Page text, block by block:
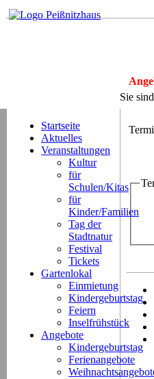
Sie
Startseite
Aktuelles
Veranstaltungen
Kultur
für
Schulen/Kitas
für
Kinder/Familien
Tag der
Stadtnatur
Festival
Tickets
Gartenlokal
Einmietung
Kindergeburtstag
Feiern
Inselfrühstück
Angebote
Kindergeburtstag
Ferienangebote